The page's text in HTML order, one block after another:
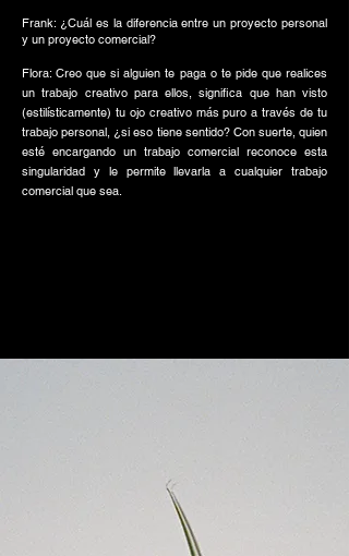
Frank: ¿Cuál es la diferencia entre un proyecto personal
y un proyecto comercial?
Flora: Creo que si alguien te paga o te pide que realices
un trabajo creativo para ellos, significa que han visto
(estilísticamente) tu ojo creativo más puro a través de tu
trabajo personal, ¿si eso tiene sentido? Con suerte, quien
esté encargando un trabajo comercial reconoce esta
singularidad y le permite llevarla a cualquier trabajo
comercial que sea.